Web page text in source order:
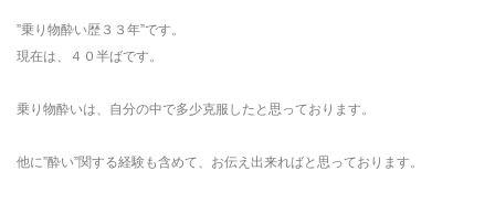
”乗り物酔い歴３３年”です。
現在は、４０半ばです。
乗り物酔いは、自分の中で多少克服したと思っております。
他に”酔い”関する経験も含めて、お伝え出来ればと思っております。